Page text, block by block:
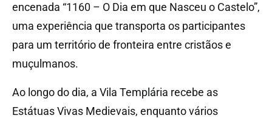
encenada “1160 – O Dia em que Nasceu o Castelo”,
uma experiência que transporta os participantes
para um território de fronteira entre cristãos e
muçulmanos.
Ao longo do dia, a Vila Templária recebe as
Estátuas Vivas Medievais, enquanto vários